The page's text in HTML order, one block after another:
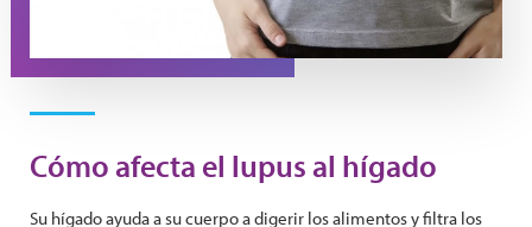
Cómo afecta el lupus al hígado
Su hígado ayuda a su cuerpo a digerir los alimentos y filtra los